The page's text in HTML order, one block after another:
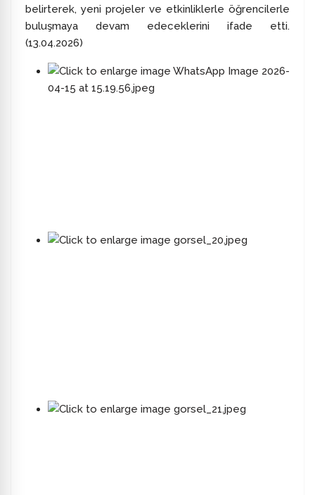
belirterek, yeni projeler ve etkinliklerle öğrencilerle
buluşmaya devam edeceklerini ifade etti.
(13.04.2026)